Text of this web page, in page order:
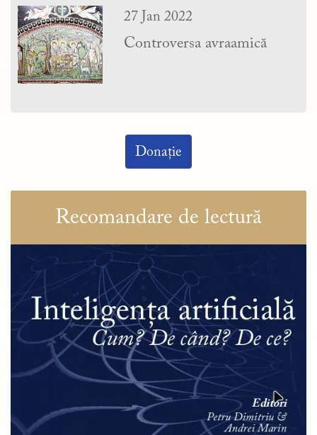
27 Jan 2022
Controversa avraamică
Donație
Recomandare de lectură